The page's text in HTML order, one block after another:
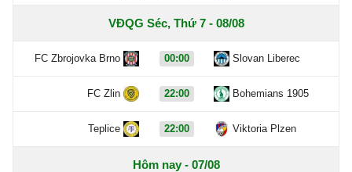
VĐQG Séc, Thứ 7 - 08/08
FC Zbrojovka Brno 00:00 Slovan Liberec
FC Zlin 22:00 Bohemians 1905
Teplice 22:00 Viktoria Plzen
Hôm nay - 07/08